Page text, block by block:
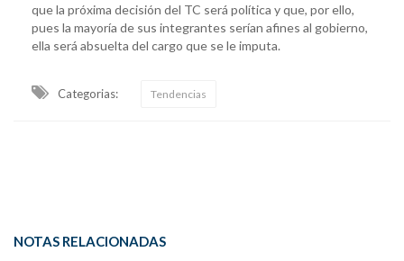
que la próxima decisión del TC será política y que, por ello,
pues la mayoría de sus integrantes serían afines al gobierno,
ella será absuelta del cargo que se le imputa.
Categorias: Tendencias
NOTAS RELACIONADAS